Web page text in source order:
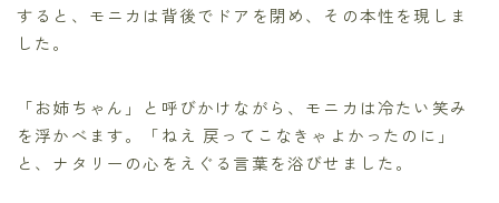
すると、モニカは背後でドアを閉め、その本性を現しま
した。
「お姉ちゃん」と呼びかけながら、モニカは冷たい笑み
を浮かべます。「ねえ 戻ってこなきゃよかったのに」
と、ナタリーの心をえぐる言葉を浴びせました。